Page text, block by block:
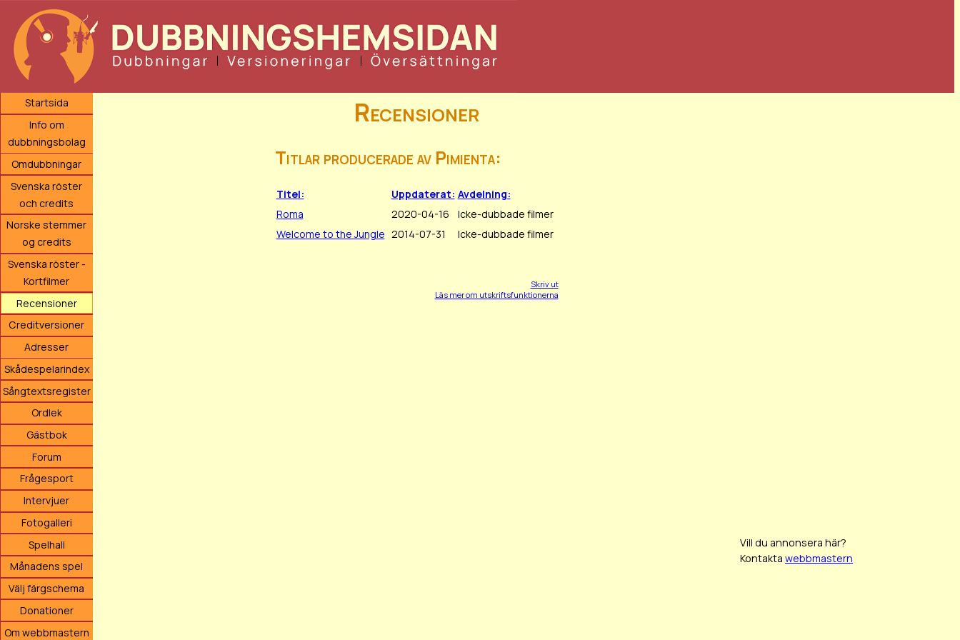
Startsida
Info om
dubbningsbolag
Omdubbningar
Svenska röster
och credits
Norske stemmer
og credits
Svenska röster -
Kortfilmer
Recensioner
Creditversioner
Adresser
Skådespelarindex
Sångtextsregister
Ordlek
Gästbok
Forum
Frågesport
Intervjuer
Fotogalleri
Spelhall
Månadens spel
Välj färgschema
Donationer
Om webbmastern
Recensioner
Titlar producerade av Pimienta:
Titel: Uppdaterat: Avdelning:
Roma
2020-04-16
Icke-dubbade filmer
Welcome to the Jungle 2014-07-31 Icke-dubbade filmer
Skriv ut
Läs mer om utskriftsfunktionerna
Vill du annonsera här?
Kontakta webbmastern